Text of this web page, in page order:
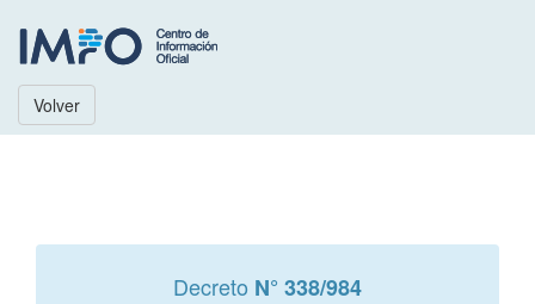
Volver
Decreto N° 338/984